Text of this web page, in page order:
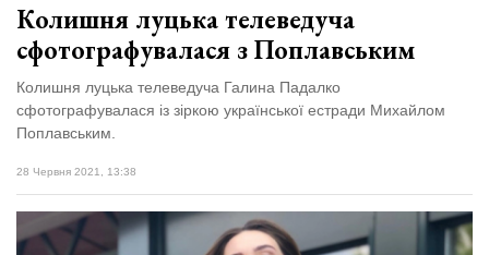
Колишня луцька телеведуча
сфотографувалася з Поплавським
Колишня луцька телеведуча Галина Падалко
сфотографувалася із зіркою української естради Михайлом
Поплавським.
28 Червня 2021, 13:38